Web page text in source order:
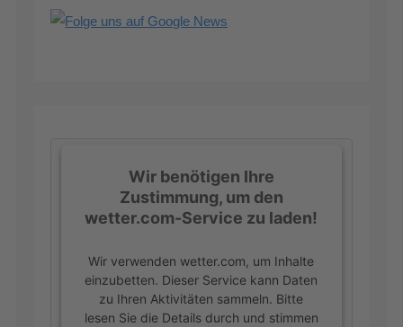
Wir benötigen Ihre
Zustimmung, um den
wetter.com-Service zu laden!
Wir verwenden wetter.com, um Inhalte
einzubetten. Dieser Service kann Daten
zu Ihren Aktivitäten sammeln. Bitte
lesen Sie die Details durch und stimmen